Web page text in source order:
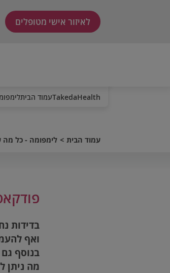
לאיזור אישי מטופלים
TakedaHealthעמוד הבית
עמוד הבית לימפומה - כל
בדידות
ואף
בנוסף
מה ניתן